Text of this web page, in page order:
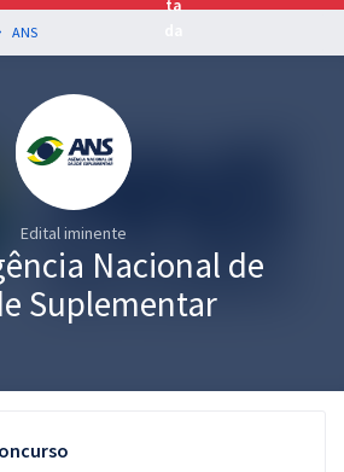
para as principais
ANS
Edital iminente
Nacional de
Suplementar